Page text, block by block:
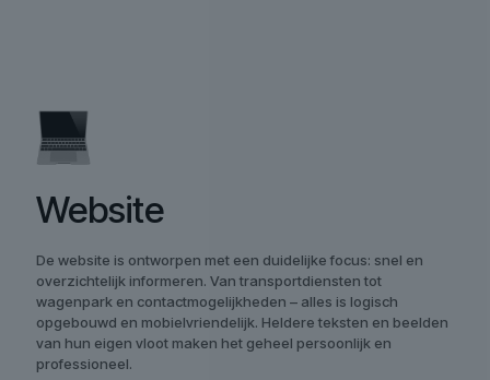
Website
De website is ontworpen met een duidelijke focus: snel en
overzichtelijk informeren. Van transportdiensten tot
wagenpark en contactmogelijkheden – alles is logisch
opgebouwd en mobielvriendelijk. Heldere teksten en beelden
van hun eigen vloot maken het geheel persoonlijk en
professioneel.